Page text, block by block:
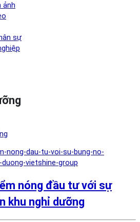
ảnh
sự
nóng đầu tư với sự
khu nghỉ dưỡng